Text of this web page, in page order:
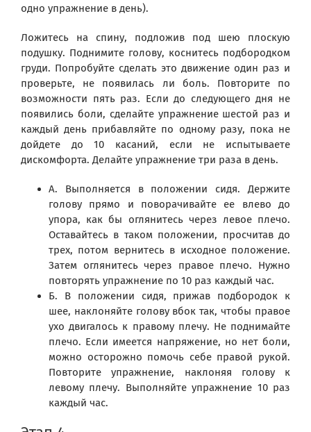
одно упражнение в день).
Ложитесь на спину, подложив под шею плоскую
подушку. Поднимите голову, коснитесь подбородком
груди. Попробуйте сделать это движение один раз и
проверьте, не появилась ли боль. Повторите по
возможности пять раз. Если до следующего дня не
появились боли, сделайте упражнение шестой раз и
каждый день прибавляйте по одному разу, пока не
дойдете до 10 касаний, если не испытываете
дискомфорта. Делайте упражнение три раза в день.
А. Выполняется в положении сидя. Держите
голову прямо и поворачивайте ее влево до
упора, как бы оглянитесь через левое плечо.
Оставайтесь в таком положении, просчитав до
трех, потом вернитесь в исходное положение.
Затем оглянитесь через правое плечо. Нужно
повторять упражнение по 10 раз каждый час.
Б. В положении сидя, прижав подбородок к
шее, наклоняйте голову вбок так, чтобы правое
ухо двигалось к правому плечу. Не поднимайте
плечо. Если имеется напряжение, но нет боли,
можно осторожно помочь себе правой рукой.
Повторите упражнение, наклоняя голову к
левому плечу. Выполняйте упражнение 10 раз
каждый час.